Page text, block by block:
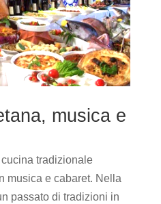
musica e
tradizionale
musica e cabaret. Nella
passato di tradizioni in